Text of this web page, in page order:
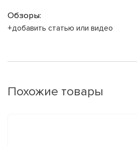
Обзоры:
+добавить статью или видео
Похожие товары